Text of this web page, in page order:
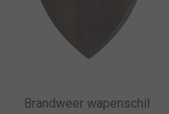
Brandweer wapenschil